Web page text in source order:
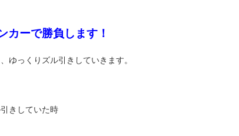
カーで勝負します！
ゆっくりズル引きしていきます。
きしていた時